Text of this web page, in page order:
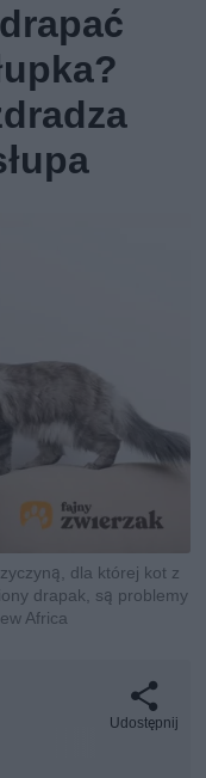
dla której kot z
drapak, są problemy
Africa
Udostępnij